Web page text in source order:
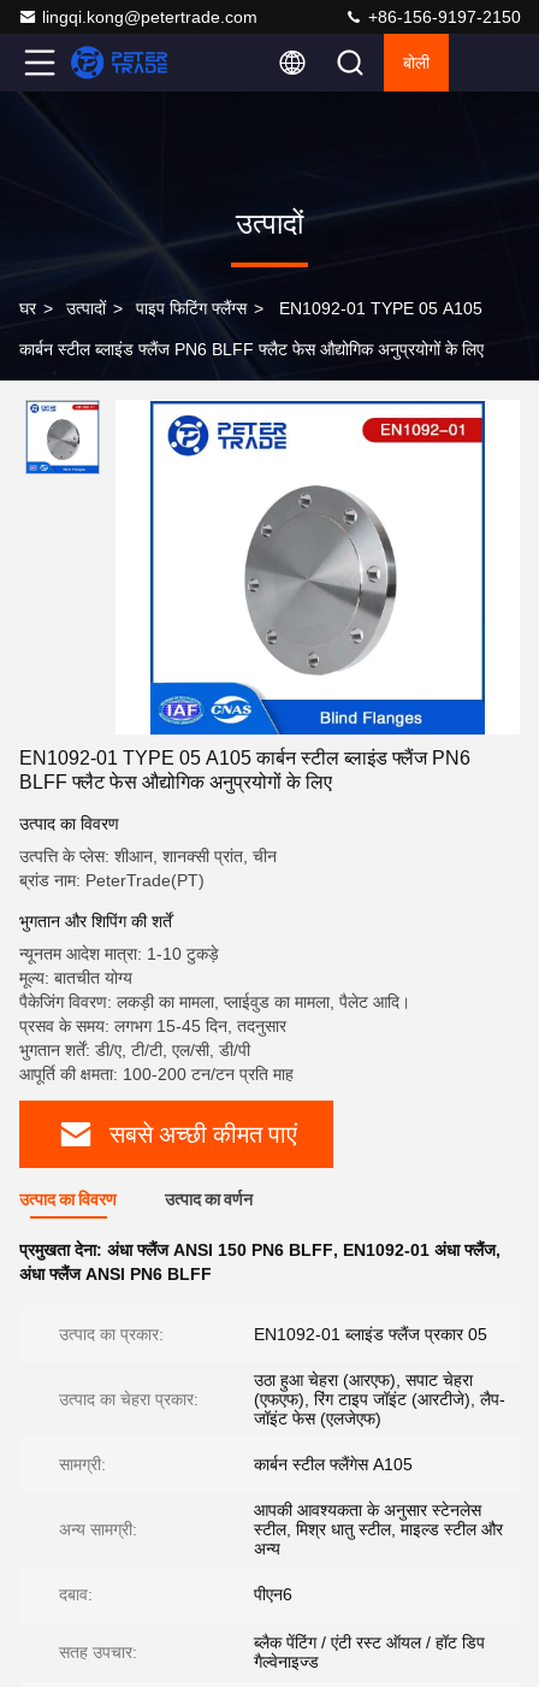
lingqi.kong@petertrade.com +86-156-9197-2150
बोली
उत्पादों
घर > उत्पादों > पाइप फिटिंग फ्लैंग्स > EN1092-01 TYPE 05 A105
कार्बन स्टील ब्लाइंड फ्लैंज PN6 BLFF फ्लैट फेस औद्योगिक अनुप्रयोगों के लिए
EN1092-01 TYPE 05 A105 कार्बन स्टील ब्लाइंड फ्लैंज PN6
BLFF फ्लैट फेस औद्योगिक अनुप्रयोगों के लिए
उत्पाद का विवरण
उत्पत्ति के प्लेस: शीआन, शानक्सी प्रांत, चीन
ब्रांड नाम: PeterTrade(PT)
भुगतान और शिपिंग की शर्तें
न्यूनतम आदेश मात्रा: 1-10 टुकड़े
मूल्य: बातचीत योग्य
पैकेजिंग विवरण: लकड़ी का मामला, प्लाईवुड का मामला, पैलेट आदि।
प्रसव के समय: लगभग 15-45 दिन, तदनुसार
भुगतान शर्तें: डी/ए, टी/टी, एल/सी, डी/पी
आपूर्ति की क्षमता: 100-200 टन/टन प्रति माह
सबसे अच्छी कीमत पाएं
उत्पाद का विवरण उत्पाद का वर्णन
प्रमुखता देना: अंधा फ्लैंज ANSI 150 PN6 BLFF, EN1092-01 अंधा फ्लैंज,
अंधा फ्लैंज ANSI PN6 BLFF
उत्पाद का प्रकार: EN1092-01 ब्लाइंड फ्लैंज प्रकार 05
उत्पाद का चेहरा प्रकार:
उठा हुआ चेहरा (आरएफ), सपाट चेहरा
(एफएफ), रिंग टाइप जॉइंट (आरटीजे), लैप-
जॉइंट फेस (एलजेएफ)
सामग्री: कार्बन स्टील फ्लैंगेस A105
अन्य सामग्री:
आपकी आवश्यकता के अनुसार स्टेनलेस
स्टील, मिश्र धातु स्टील, माइल्ड स्टील और
अन्य
दबाव: पीएन6
सतह उपचार:
ब्लैक पेंटिंग / एंटी रस्ट ऑयल / हॉट डिप
गैल्वेनाइज्ड